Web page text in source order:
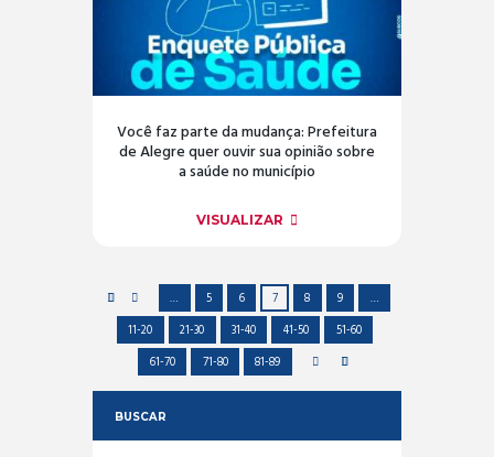
Você faz parte da mudança: Prefeitura
de Alegre quer ouvir sua opinião sobre
a saúde no município
VISUALIZAR
… 5 6 7 8 9
…
11-20
21-30 31-40 41-50
51-60
61-70
71-80 81-89
BUSCAR